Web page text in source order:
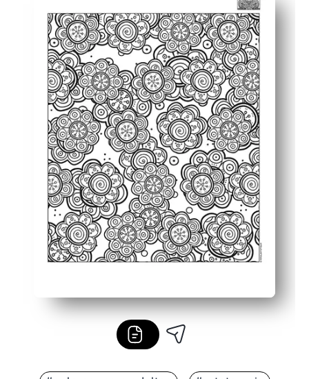
Mantiene las manos ocupadas y la mente
Flexible para cualquier edad y herramienta: use
Reimprima según sea necesario: haga múltiples